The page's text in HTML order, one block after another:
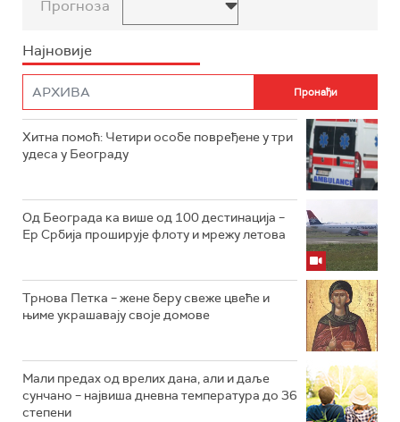
Прогноза
Најновије
Хитна помоћ: Четири особе повређене у три
удеса у Београду
Од Београда ка више од 100 дестинација –
Ер Србија проширује флоту и мрежу летова
Трнова Петка – жене беру свеже цвеће и
њиме украшавају своје домове
Мали предах од врелих дана, али и даље
сунчано – највиша дневна температура до 36
степени